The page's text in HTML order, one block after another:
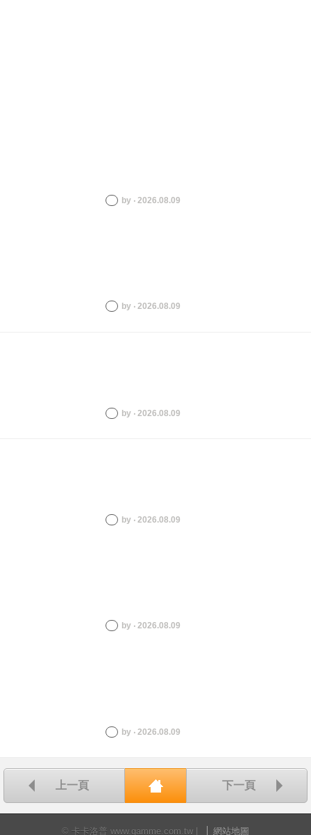
by ‧ 2026.08.09
by ‧ 2026.08.09
by ‧ 2026.08.09
by ‧ 2026.08.09
by ‧ 2026.08.09
by ‧ 2026.08.09
上一頁 回首頁
下一頁
© 卡卡洛普 www.gamme.com.tw | 網站地圖